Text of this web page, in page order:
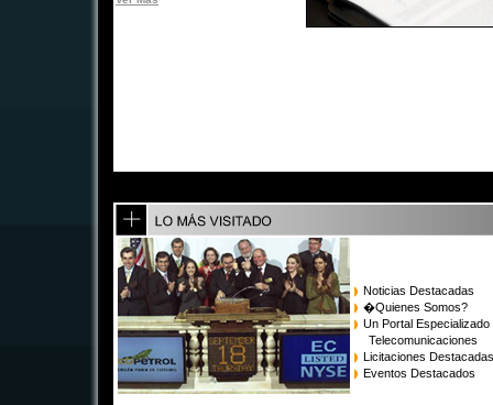
Noticias Destacadas
�Quienes Somos?
Un Portal Especializado
Telecomunicaciones
Licitaciones Destacadas
Eventos Destacados